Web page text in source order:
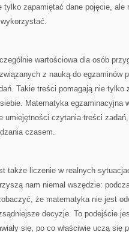
tylko zapamiętać dane pojęcie, ale
wartościowa dla osób
z nauką do egzaminów
Takie treści pomagają nie tylko
Matematyka egzaminacyjna
umiejętności czytania treści
czasem.
także liczenie w realnych
nam niemal wszędzie:
że matematyka nie jest
decyzje. To podejście
się, po co właściwie uczą się